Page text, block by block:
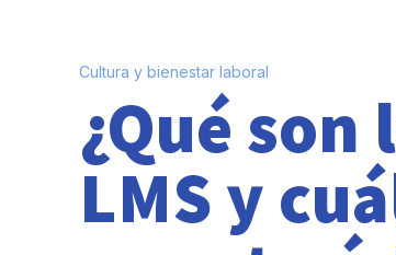
Cultura y bienestar laboral
¿Qué
LMS y